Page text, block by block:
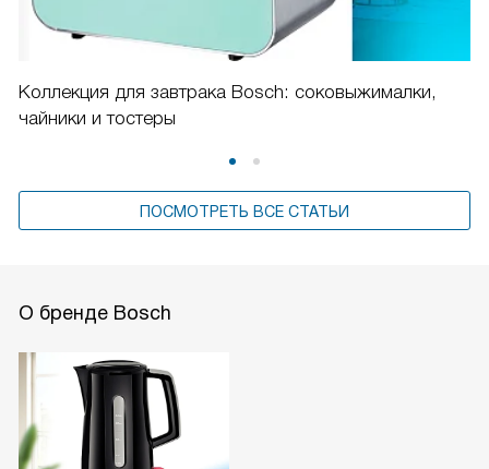
Коллекция для завтрака Bosch: соковыжималки,
чайники и тостеры
ПОСМОТРЕТЬ ВСЕ СТАТЬИ
О бренде Bosch